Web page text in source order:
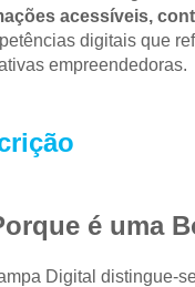
acessíveis,
digitais que
empreendedoras.
é uma
Digital distingue-